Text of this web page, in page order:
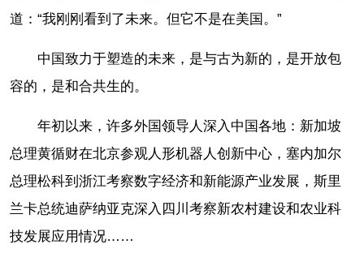
道：“我刚刚看到了未来。但它不是在美国。”
中国致力于塑造的未来，是与古为新的，是开放包
容的，是和合共生的。
年初以来，许多外国领导人深入中国各地：新加坡
总理黄循财在北京参观人形机器人创新中心，塞内加尔
总理松科到浙江考察数字经济和新能源产业发展，斯里
兰卡总统迪萨纳亚克深入四川考察新农村建设和农业科
技发展应用情况……